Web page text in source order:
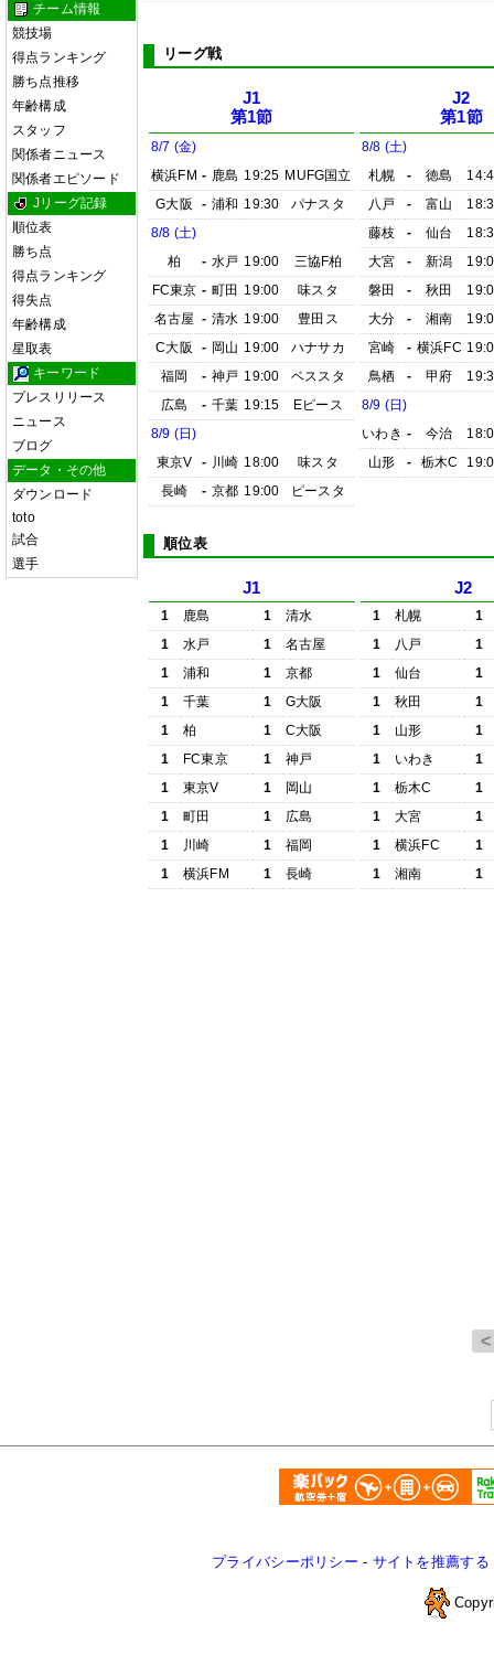
チーム情報
競技場
得点ランキング
勝ち点推移
年齢構成
スタッフ
関係者ニュース
関係者エピソード
Jリーグ記録
順位表
勝ち点
得点ランキング
得失点
年齢構成
星取表
キーワード
プレスリリース
ニュース
ブログ
データ・その他
ダウンロード
toto
試合
選手
リーグ戦
J1
第1節
8/7 (金)
横浜FM - 鹿島 19:25 MUFG国立
G大阪
- 浦和 19:30
パナスタ
8/8 (土)
柏
- 水戸 19:00
三協F柏
FC東京 - 町田 19:00
味スタ
名古屋 - 清水 19:00
豊田ス
C大阪
- 岡山 19:00
ハナサカ
福岡
- 神戸 19:00
ベススタ
広島
- 千葉 19:15
Eピース
8/9 (日)
東京V
- 川崎 18:00
味スタ
長崎
- 京都 19:00 ピースタ
J2
第1節
8/8 (土)
札幌
- 徳島
八戸
- 富山
藤枝
- 仙台
大宮
- 新潟
磐田
- 秋田
大分
- 湘南
宮崎
- 横浜FC
鳥栖
- 甲府
8/9 (日)
いわき - 今治
山形
- 栃木C
順位表
J1
1 鹿島 1
清水
1
水戸 1
名古屋
1
浦和 1
京都
1
千葉 1
G大阪
1
柏 1
C大阪
1
FC東京 1
神戸
1
東京V 1
岡山
1
町田 1
広島
1
川崎 1
福岡
1
横浜FM 1 長崎
J2
1 札幌
1
1
八戸
1
1
仙台
1
1
秋田
1
1
山形
1
1
いわき
1
1
栃木C
1
1
大宮
1
1
横浜FC
1
1
湘南 1
プライバシーポリシー - サイトを推薦する